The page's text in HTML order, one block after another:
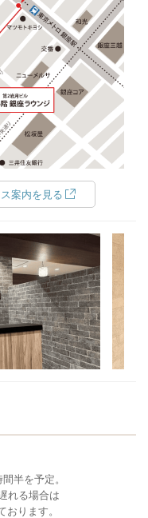
案内を見る
半を予定。
れる場合は
ります。